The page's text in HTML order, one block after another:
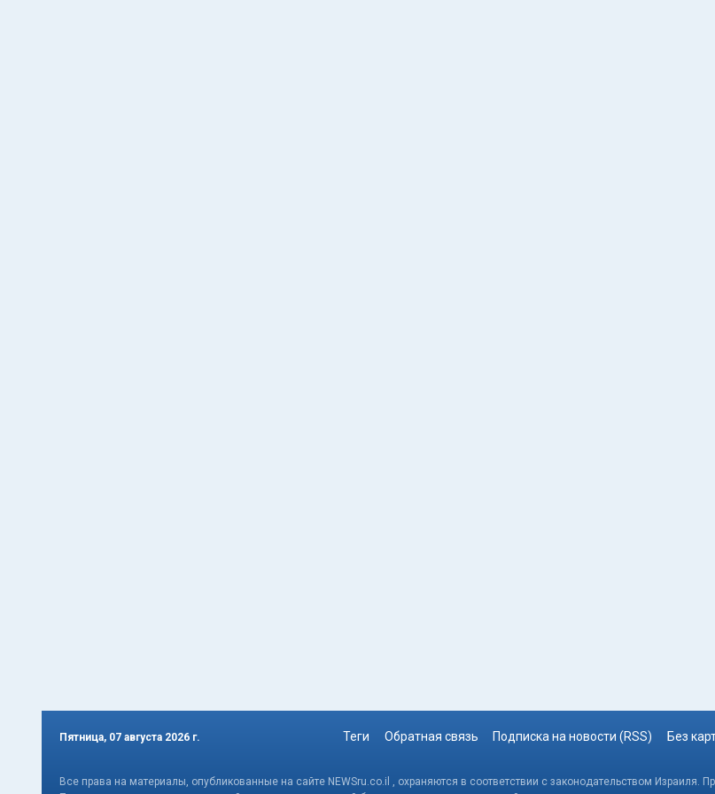
Пятница, 07 августа 2026 г. Теги Обратная связь Подписка на новости (RSS) Без
Все права на материалы, опубликованные на сайте NEWSru.co.il , охраняются в соответствии с законодательством Израиля.